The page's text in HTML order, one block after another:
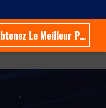
Obtenez Le Meilleur Prix